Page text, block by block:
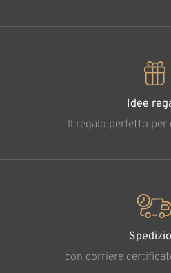
Idee
Il regalo perfetto per
con corriere